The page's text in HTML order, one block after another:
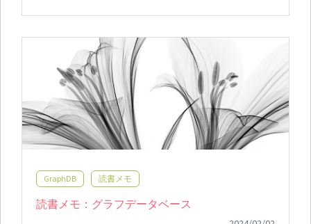
GraphDB 読書メモ
読書メモ：グラフデータベース